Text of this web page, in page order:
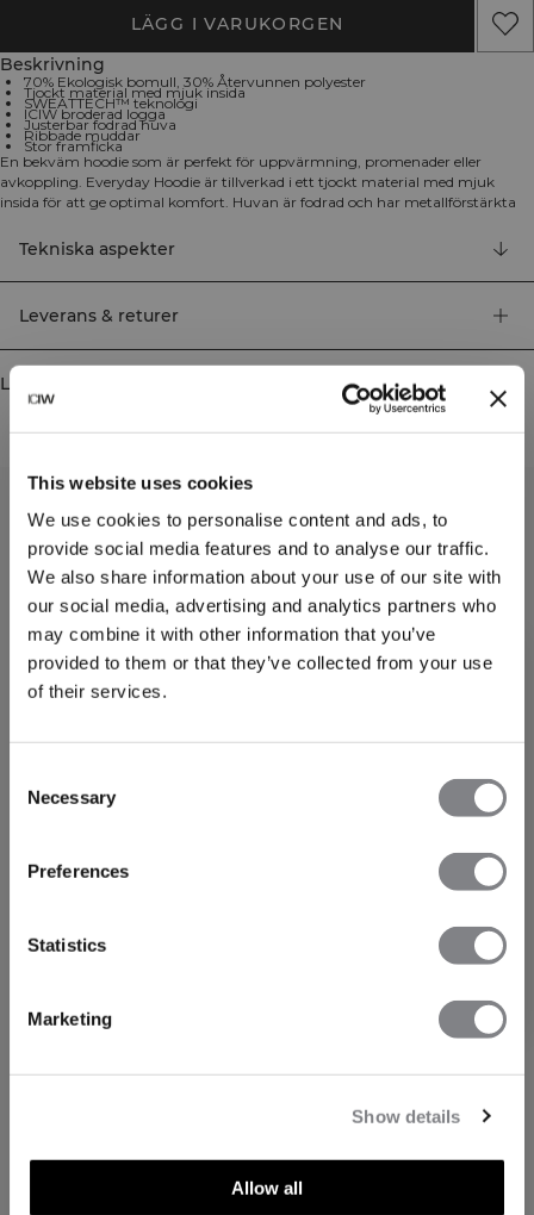
This website uses cookies
We use cookies to personalise content and ads, to
provide social media features and to analyse our traffic.
We also share information about your use of our site with
our social media, advertising and analytics partners who
may combine it with other information that you’ve
provided to them or that they’ve collected from your use
of their services.
Selection
Necessary
Preferences
Statistics
Marketing
Show details
Allow all
LÄGG I VARUKORGEN
Beskrivning
70% Ekologisk bomull, 30% Återvunnen polyester
Tjockt material med mjuk insida
SWEATTECH™ teknologi
ICIW broderad logga
Justerbar fodrad huva
Ribbade muddar
Stor framficka
En bekväm hoodie som är perfekt för uppvärmning, promenader eller
avkoppling. Everyday Hoodie är tillverkad i ett tjockt material med mjuk
insida för att ge optimal komfort. Huvan är fodrad och har metallförstärkta
både praktisk funktion och stil. Stor framficka, ICIW broderad logga,
SWEATTECH™ teknologi, justerbar huva, ribbade muddar. 70% Ekologisk
bomull, 30% Återvunnen polyester
Tekniska aspekter
Leverans & returer
Liknande produkter
När du prenumererar på vårt nyhetsbrev.